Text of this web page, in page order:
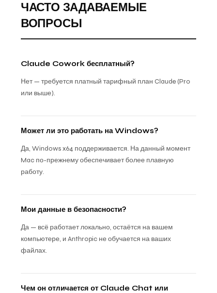
ЧАСТО ЗАДАВАЕМЫЕ
ВОПРОСЫ
Claude Cowork бесплатный?
Нет — требуется платный тарифный план Claude (Pro
или выше).
Может ли это работать на Windows?
Да, Windows x64 поддерживается. На данный момент
Mac по-прежнему обеспечивает более плавную
работу.
Мои данные в безопасности?
Да — всё работает локально, остаётся на вашем
компьютере, и Anthropic не обучается на ваших
файлах.
Чем он отличается от Claude Chat или